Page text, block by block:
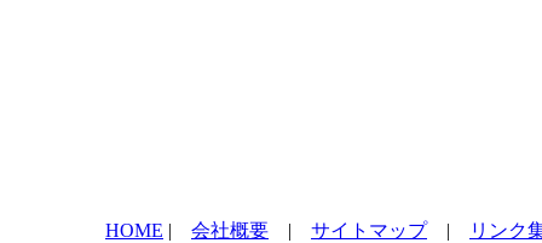
HOME | 会社概要 | サイトマップ| リンク